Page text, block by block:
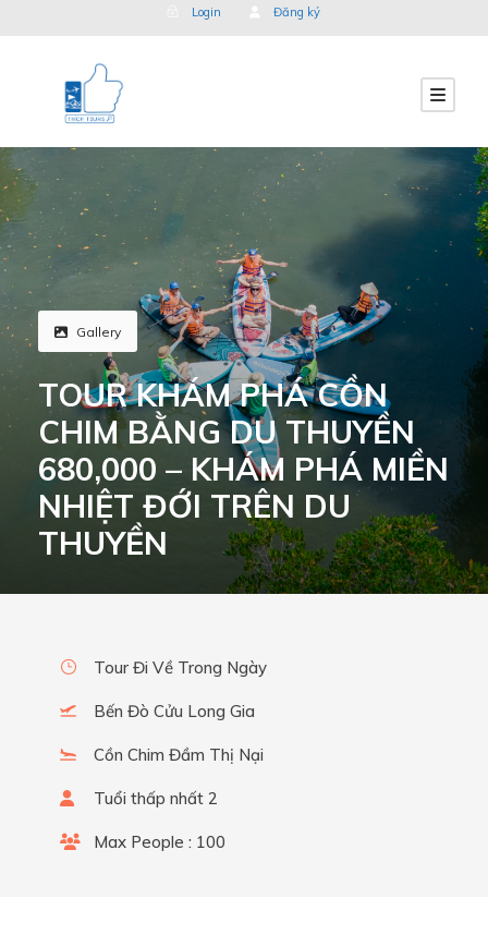
Login Đăng ký
Gallery
TOUR KHÁM PHÁ CỒN
CHIM BẰNG DU THUYỀN
680,000 – KHÁM PHÁ MIỀN
NHIỆT ĐỚI TRÊN DU
THUYỀN
Tour Đi Về Trong Ngày
Bến Đò Cửu Long Gia
Cồn Chim Đầm Thị Nại
Tuổi thấp nhất 2
Max People : 100